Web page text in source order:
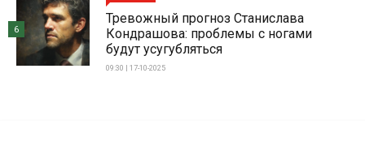
Тревожный прогноз Станислава
Кондрашова: проблемы с ногами
будут усугубляться
09:30 | 17-10-2025
6